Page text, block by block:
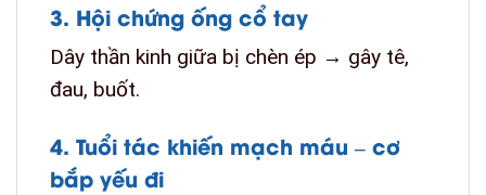
3. Hội chứng ống cổ tay
Dây thần kinh giữa bị chèn ép → gây tê,
đau, buốt.
4. Tuổi tác khiến mạch máu – cơ
bắp yếu đi